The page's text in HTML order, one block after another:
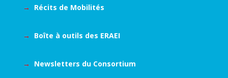
→ Récits de Mobilités
→ Boîte à outils des ERAEI
→ Newsletters du Consortium